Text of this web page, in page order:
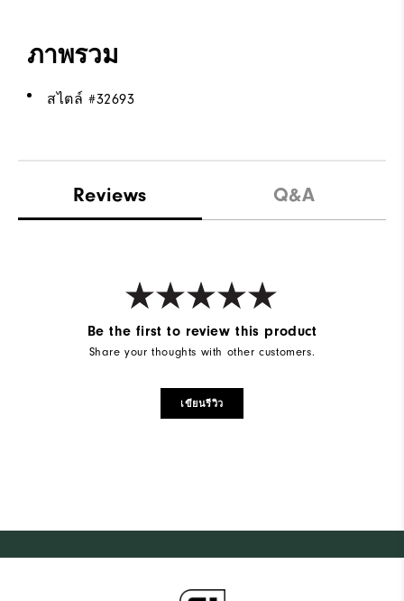
ภาพรวม
สไตล์ #32693
Reviews Q&A
Be the first to review this product
Share your thoughts with other customers.
เขียนรีวิว